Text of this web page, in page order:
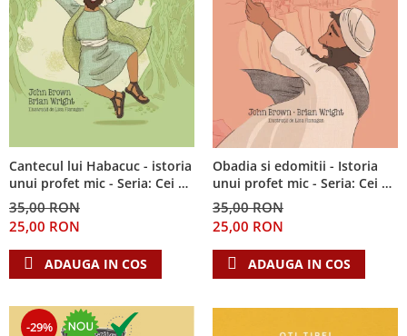
Cantecul lui Habacuc - istoria
unui profet mic - Seria: Cei 12
cutezatori
35,00 RON
25,00 RON
ADAUGA IN COS
Obadia si edomitii - Istoria
unui profet mic - Seria: Cei 12
cutezatori
35,00 RON
25,00 RON
ADAUGA IN COS
-29%